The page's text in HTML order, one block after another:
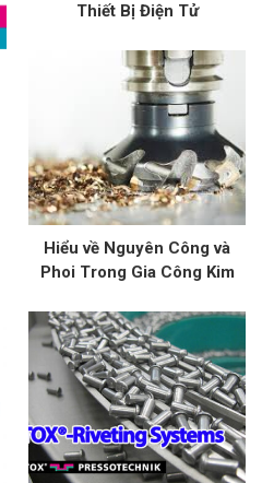
Thiết Bị Điện Tử
Hiểu về Nguyên Công và
Phoi Trong Gia Công Kim